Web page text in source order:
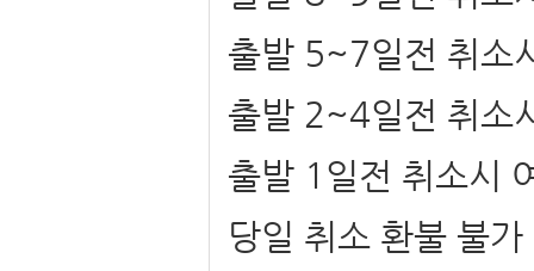
출발 5~7일전 취소
출발 2~4일전 취소
출발 1일전 취소시
당일 취소 환불 불가